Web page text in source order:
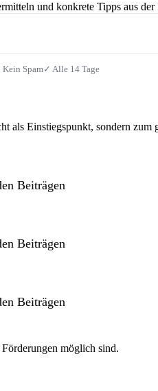
und konkrete Tipps aus der
Spam✓ Alle 14 Tage
als Einstiegspunkt, sondern zum
Beiträgen
Beiträgen
Beiträgen
möglich sind.